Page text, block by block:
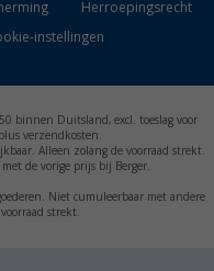
Herroepingsrecht
instellingen
binnen Duitsland, excl. toeslag voor
verzendkosten.
Alleen zolang de voorraad strekt.
de vorige prijs bij Berger.
Niet cumuleerbaar met andere
strekt.